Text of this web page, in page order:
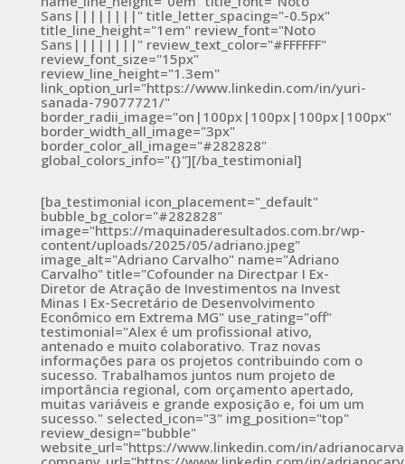
Sans||||||||" title_letter_spacing="-0.5px"
title_line_height="1em" review_font="Noto
Sans||||||||" review_text_color="#FFFFFF"
review_font_size="15px"
review_line_height="1.3em"
link_option_url="https://www.linkedin.com/in/yuri-
sanada-79077721/"
border_radii_image="on|100px|100px|100px|100px"
border_width_all_image="3px"
border_color_all_image="#282828"
global_colors_info="{}"][/ba_testimonial]
[ba_testimonial icon_placement="_default"
bubble_bg_color="#282828"
image="https://maquinaderesultados.com.br/wp-
content/uploads/2025/05/adriano.jpeg"
image_alt="Adriano Carvalho" name="Adriano
Carvalho" title="Cofounder na Directpar I Ex-
Diretor de Atração de Investimentos na Invest
Minas I Ex-Secretário de Desenvolvimento
Econômico em Extrema MG" use_rating="off"
testimonial="Alex é um profissional ativo,
antenado e muito colaborativo. Traz novas
informações para os projetos contribuindo com o
sucesso. Trabalhamos juntos num projeto de
importância regional, com orçamento apertado,
muitas variáveis e grande exposição e, foi um um
sucesso." selected_icon="3" img_position="top"
review_design="bubble"
website_url="https://www.linkedin.com/in/